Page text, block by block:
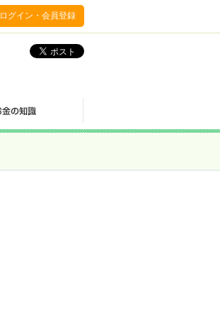
ログイン・会員登録